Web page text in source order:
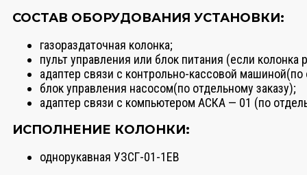
СОСТАВ ОБОРУДОВАНИЯ УСТАНОВКИ:
газораздаточная колонка;
пульт управления или блок питания (если
адаптер связи с контрольно-кассовой машиной(по
блок управления насосом(по отдельному заказу);
адаптер связи с компьютером АСКА — 01 (по
ИСПОЛНЕНИЕ КОЛОНКИ:
однорукавная УЗСГ-01-1ЕВ